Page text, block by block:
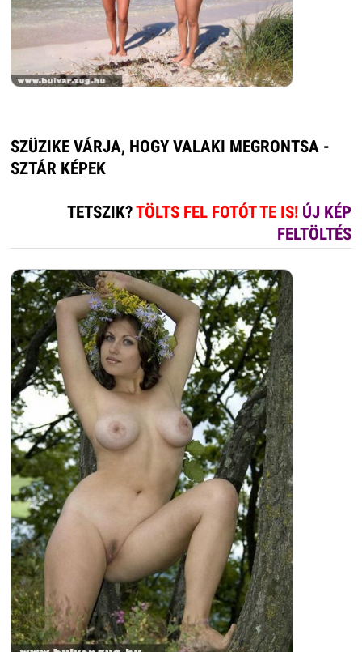
SZÜZIKE VÁRJA, HOGY VALAKI MEGRONTSA -
SZTÁR KÉPEK
TETSZIK?TÖLTS FEL FOTÓT TE IS! ÚJ KÉP
FELTÖLTÉS